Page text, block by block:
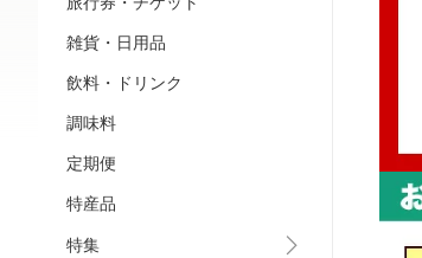
雑貨・日用品
飲料・ドリンク
調味料
定期便
特産品
特集